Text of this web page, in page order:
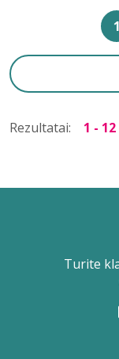
1
Rezultatai: 1 - 12
Turite